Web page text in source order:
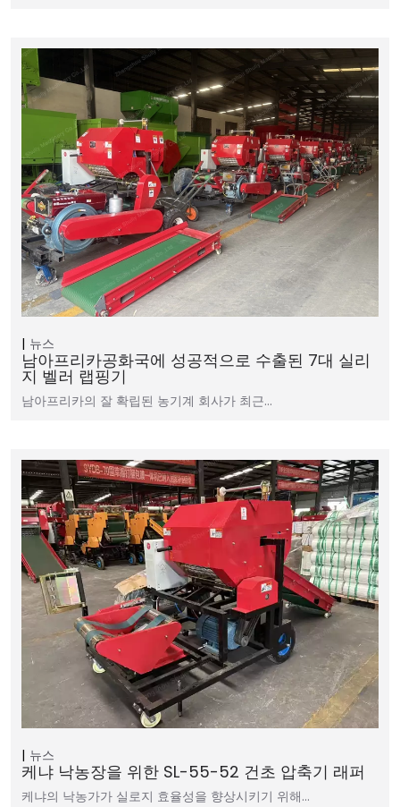
뉴스
남아프리카공화국에 성공적으로 수출된 7대 실리
지 벨러 랩핑기
남아프리카의 잘 확립된 농기계 회사가 최근…
뉴스
케냐 낙농장을 위한 SL-55-52 건초 압축기 래퍼
케냐의 낙농가가 실로지 효율성을 향상시키기 위해…